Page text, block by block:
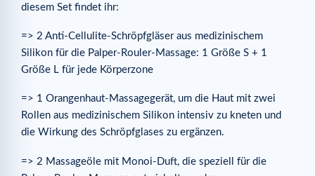
diesem Set findet ihr:
=> 2 Anti-Cellulite-Schröpfgläser aus medizinischem
Silikon für die Palper-Rouler-Massage: 1 Größe S + 1
Größe L für jede Körperzone
=> 1 Orangenhaut-Massagegerät, um die Haut mit zwei
Rollen aus medizinischem Silikon intensiv zu kneten und
die Wirkung des Schröpfglases zu ergänzen.
=> 2 Massageöle mit Monoi-Duft, die speziell für die